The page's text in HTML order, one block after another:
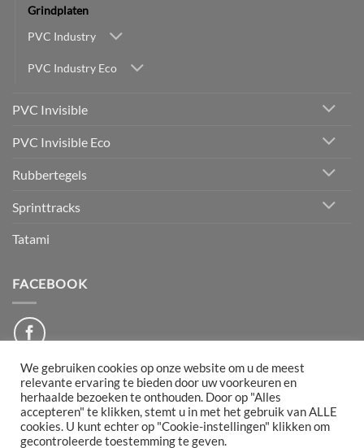
Grindplaten
PVC Industry
PVC Industry Eco
PVC Invisible
PVC Invisible Eco
Rubbertegels
Sprinttracks
Tatami
FACEBOOK
PayPal BancontactIDeal Maestro Mollie
DISCLAIMER ALGEMENE VOORWAARDEN
We gebruiken cookies op onze website om u de meest
relevante ervaring te bieden door uw voorkeuren en
herhaalde bezoeken te onthouden. Door op "Alles
accepteren" te klikken, stemt u in met het gebruik van ALLE
cookies. U kunt echter op "Cookie-instellingen" klikken om
gecontroleerde toestemming te geven.